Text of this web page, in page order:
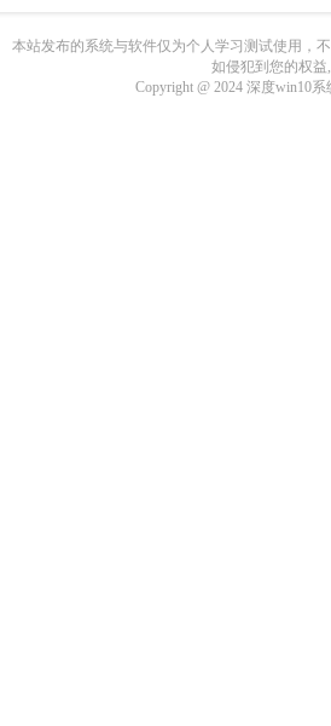
本站发布的系统与软件仅为个人学习测试使用，
如侵犯到您的权
Copyright @ 2024 深度win10